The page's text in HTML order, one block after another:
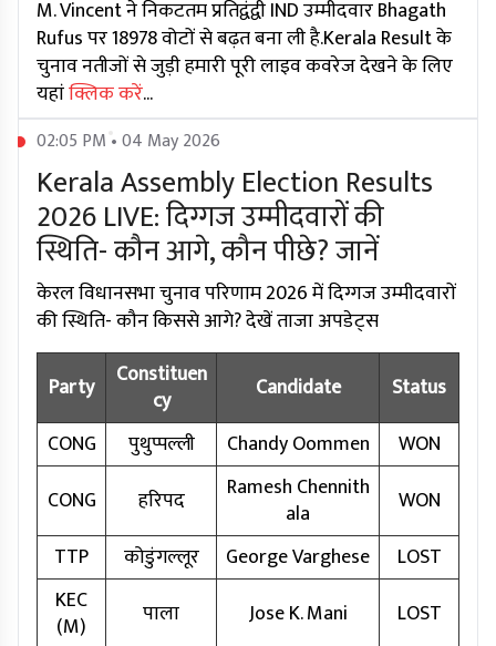
M. Vincent ने निकटतम प्रतिद्वंद्वी IND उम्मीदवार Bhagath
Rufus पर 18978 वोटों से बढ़त बना ली है.Kerala Result के
चुनाव नतीजों से जुड़ी हमारी पूरी लाइव कवरेज देखने के लिए
यहांक्लिक करें...
02:05 PM • 04 May 2026
Kerala Assembly Election Results
2026 LIVE: दिग्गज उम्मीदवारों की
स्थिति- कौन आगे, कौन पीछे? जानें
केरल विधानसभा चुनाव परिणाम 2026 में दिग्गज उम्मीदवारों
की स्थिति- कौन किससे आगे? देखें ताजा अपडेट्स
Party
Constituen
cy
Candidate
Status
CONG
पुथुप्पल्ली Chandy Oommen
WON
CONG
हरिपद
Ramesh Chennith
ala
WON
TTP
कोडुंगल्लूर George Varghese
LOST
KEC
(M)
पाला Jose K. Mani LOST